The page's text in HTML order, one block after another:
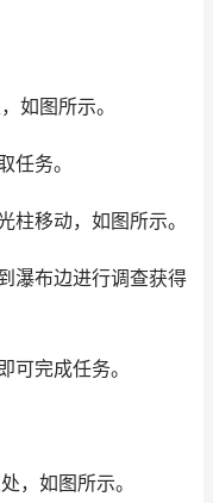
如图所示。
任务。
柱移动，如图所示。
瀑布边进行调查获得
可完成任务。
，如图所示。